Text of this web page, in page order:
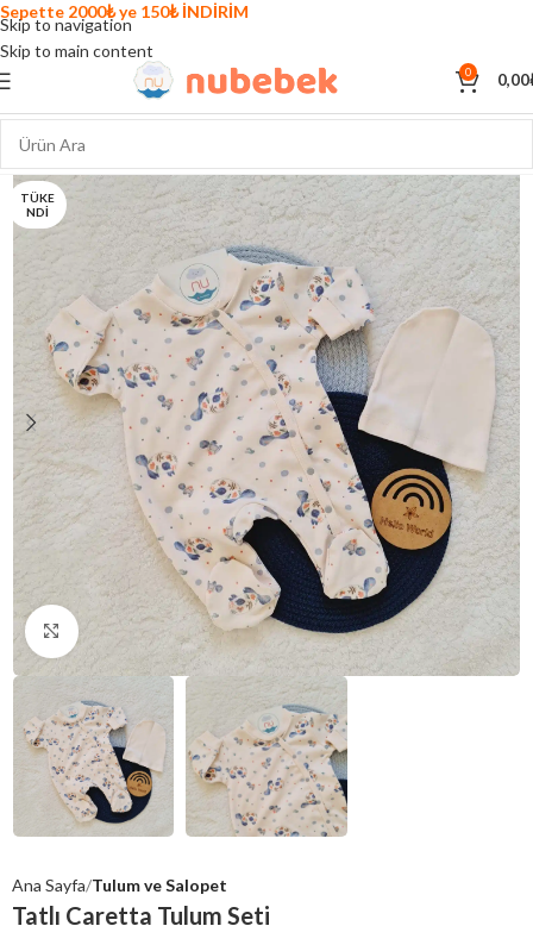
Skip to navigation
Skip to main content
0 0,00
TÜKE
NDI
Click to enlarge
Ana Sayfa Tulum ve Salopet
Tatlı Caretta Tulum Seti
Sepette 2000₺ ye 150₺ İNDİRİM